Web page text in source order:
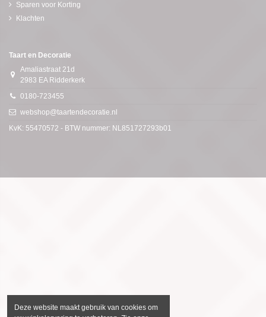
Sparen voor Korting
Klachten
Taart en Decoratie
Amaliastraat 21d
2983 EA Ridderkerk
0180-723455
webshop@taartendecoratie.nl
KvK: 55470572 - BTW nummer: NL851727293b01
Deze website maakt gebruik van cookies om